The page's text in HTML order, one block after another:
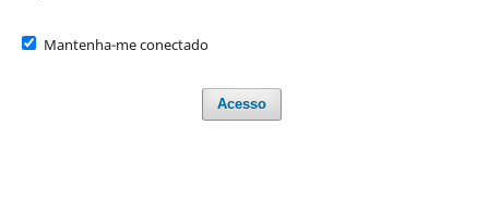
Mantenha-me conectado
Acesso